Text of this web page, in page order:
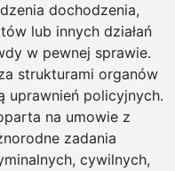
dochodzenia,
lub innych działań
w pewnej sprawie.
strukturami organów
uprawnień policyjnych.
na umowie z
zadania
cywilnych,